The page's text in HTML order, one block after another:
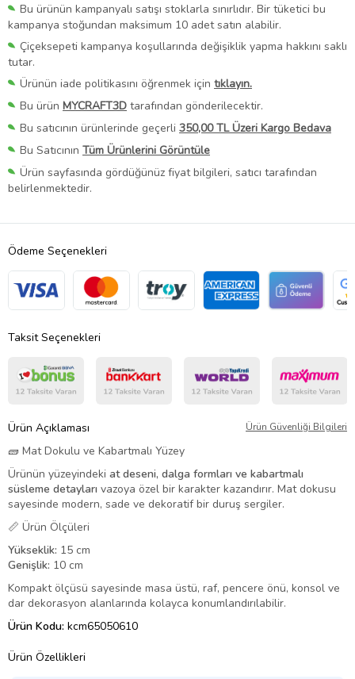
Bu ürünün kampanyalı satışı stoklarla sınırlıdır. Bir tüketici bu
kampanya stoğundan maksimum 10 adet satın alabilir.
Çiçeksepeti kampanya koşullarında değişiklik yapma hakkını saklı
tutar.
Ürünün iade politikasını öğrenmek için tıklayın.
Bu ürün MYCRAFT3D tarafından gönderilecektir.
Bu satıcının ürünlerinde geçerli 350,00 TL Üzeri Kargo Bedava
Bu Satıcının Tüm Ürünlerini Görüntüle
Ürün sayfasında gördüğünüz fiyat bilgileri, satıcı tarafından
belirlenmektedir.
Ödeme Seçenekleri
Taksit Seçenekleri
Ürün Açıklaması Ürün Güvenliği Bilgileri
🧱 Mat Dokulu ve Kabartmalı Yüzey
Ürünün yüzeyindeki at deseni, dalga formları ve kabartmalı
süsleme detayları vazoya özel bir karakter kazandırır. Mat dokusu
sayesinde modern, sade ve dekoratif bir duruş sergiler.
📏 Ürün Ölçüleri
Yükseklik: 15 cm
Genişlik: 10 cm
Kompakt ölçüsü sayesinde masa üstü, raf, pencere önü, konsol ve
dar dekorasyon alanlarında kolayca konumlandırılabilir.
Ürün Kodu: kcm65050610
Ürün Özellikleri